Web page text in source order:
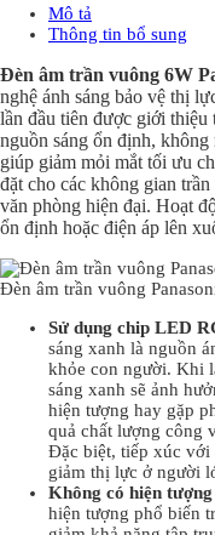
Mô tả
Thông tin bổ sung
Đèn âm trần vuông 6W
nghệ ánh sáng bảo vệ thị
lần đầu tiên được giới thiệu
nguồn sáng ổn định, không
giúp giảm mỏi mắt tối ưu
đặt cho các không gian
văn phòng hiện đại. Hoạt
ổn định hoặc điện áp lên
Đèn âm trần vuông
Sử dụng chip LED
sáng xanh là nguồn
khỏe con người. Khi
sáng xanh sẽ ảnh
hiện tượng hay gặp
quả chất lượng công
Đặc biệt, tiếp xúc với
giảm thị lực ở người
Không có hiện
hiện tượng phổ biến